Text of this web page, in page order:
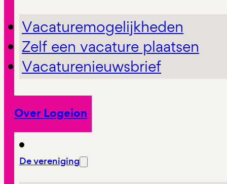
Vacaturemogelijkheden
Zelf een vacature plaatsen
Vacaturenieuwsbrief
Over Logeion
De vereniging